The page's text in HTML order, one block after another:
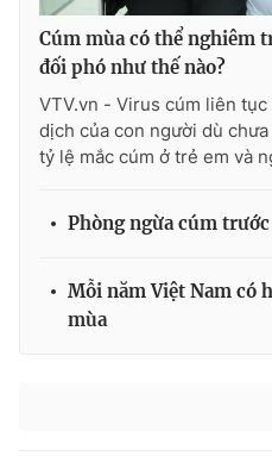
Ðiện thoại Thời báo VTV:
Email:toasoan@vtv.vn
Liên hệ quảng cáo:024-
® Cấm sao chép dưới mọi hình
Cúm mùa có thể nghiêm
đối phó như thế nào?
VTV.vn - Virus cúm liên
dịch của con người dù
tỷ lệ mắc cúm ở trẻ em và
Phòng ngừa cúm
Mỗi năm Việt Nam có
mùa